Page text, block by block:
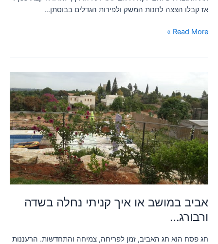
אז קבלו הצצה לחנות המשק ולפירות הגדלים בבוסתן…
Read More »
אביב במושב או איך קניתי נחלה בשדה
ורבורג…
חג פסח הוא חג האביב, זמן לפריחה, צמיחה והתחדשות. הרעננות
במושב
או
איך
קניתי
נחלה
בשדה
ורבורג…